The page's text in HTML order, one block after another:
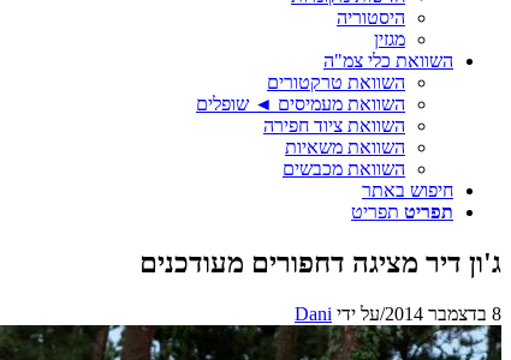
היסטוריה
מגזין
השוואת כלי צמ"ה
השוואת טרקטורים
השוואת מעמיסים ◄ שופלים
השוואת ציוד חפירה
השוואת משאיות
השוואת מכבשים
חיפוש באתר
תפריט תפריט
ג'ון דיר מציגה דחפורים מעודכנים
8 בדצמבר 2014 /על ידי Dani